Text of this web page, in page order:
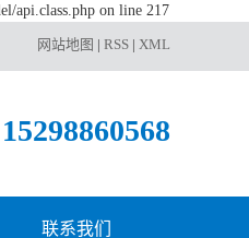
api.class.php on line 217
网站地图 | RSS | XML
15298860568
联系我们